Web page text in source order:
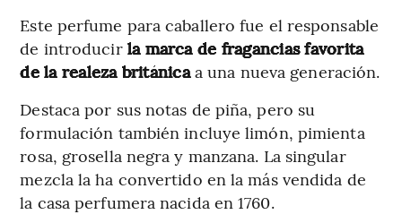
Este perfume para caballero fue el responsable
de introducir la marca de fragancias favorita
de la realeza británicaa una nueva generación.
Destaca por sus notas de piña, pero su
formulación también incluye limón, pimienta
rosa, grosella negra y manzana. La singular
mezcla la ha convertido en la más vendida de
la casa perfumera nacida en 1760.